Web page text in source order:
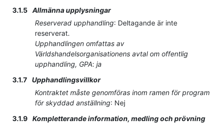
3.1.5 Allmänna upplysningar
Reserverad upphandling: Deltagande är inte
reserverat.
Upphandlingen omfattas av
Världshandelsorganisationens avtal om offentlig
upphandling, GPA: ja
3.1.7 Upphandlingsvillkor
Kontraktet måste genomföras inom ramen för program
för skyddad anställning: Nej
3.1.9 Kompletterande information, medling och prövning